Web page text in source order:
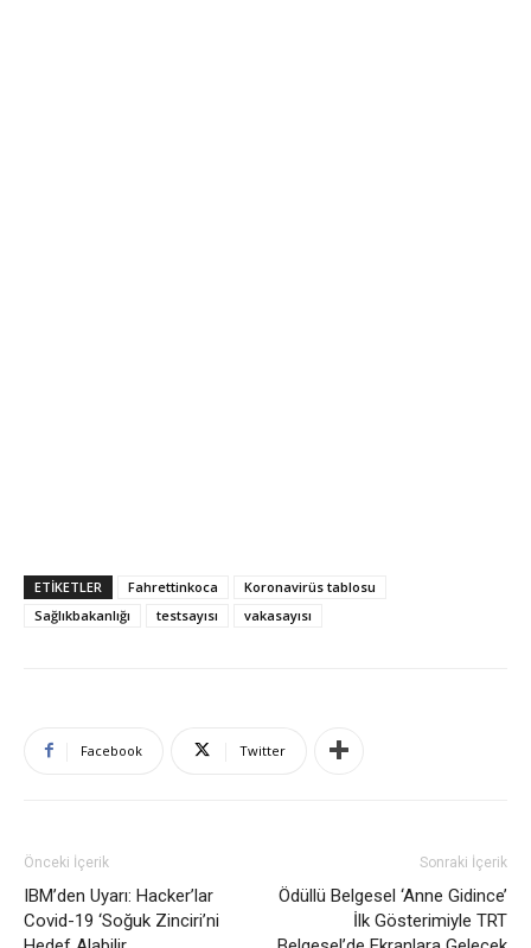
ETIKETLER Fahrettinkoca
Koronavirüs tablosu
Sağlıkbakanlığı
testsayısı vakasayısı
Facebook Twitter
Önceki İçerik
IBM’den Uyarı: Hacker’lar
Covid-19 ‘Soğuk Zinciri’ni
Sonraki İçerik
Ödüllü Belgesel ‘Anne Gidince’
İlk Gösterimiyle TRT